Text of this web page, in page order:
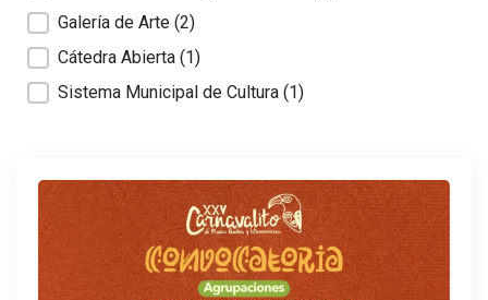
Galería de Arte (2)
Cátedra Abierta (1)
Sistema Municipal de Cultura (1)